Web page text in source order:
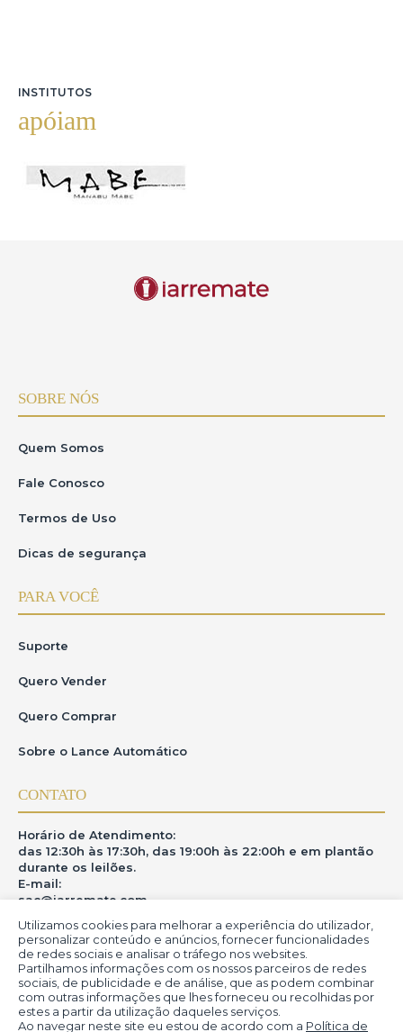
Utilizamos cookies para melhorar a experiência do utilizador,
personalizar conteúdo e anúncios, fornecer funcionalidades
de redes sociais e analisar o tráfego nos websites.
Partilhamos informações com os nossos parceiros de redes
sociais, de publicidade e de análise, que as podem combinar
com outras informações que lhes forneceu ou recolhidas por
estes a partir da utilização daqueles serviços.
Ao navegar neste site eu estou de acordo com a Política de
INSTITUTOS
apóiam
SOBRE NÓS
Quem Somos
Fale Conosco
Termos de Uso
Dicas de segurança
PARA VOCÊ
Suporte
Quero Vender
Quero Comprar
Sobre o Lance Automático
CONTATO
Horário de Atendimento:
das 12:30h às 17:30h, das 19:00h às 22:00h e em plantão
durante os leilões.
E-mail:
sac@iarremate.com
ONDE ESTAMOS
R. Heitor Modesto, 28 - Estação São Lourenço - MG
CEP: 37470-000